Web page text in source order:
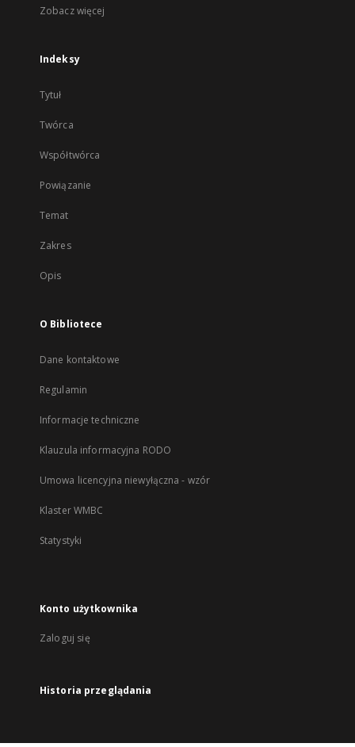
Zobacz więcej
Indeksy
Tytuł
Twórca
Współtwórca
Powiązanie
Temat
Zakres
Opis
O Bibliotece
Dane kontaktowe
Regulamin
Informacje techniczne
Klauzula informacyjna RODO
Umowa licencyjna niewyłączna - wzór
Klaster WMBC
Statystyki
Konto użytkownika
Zaloguj się
Historia przeglądania